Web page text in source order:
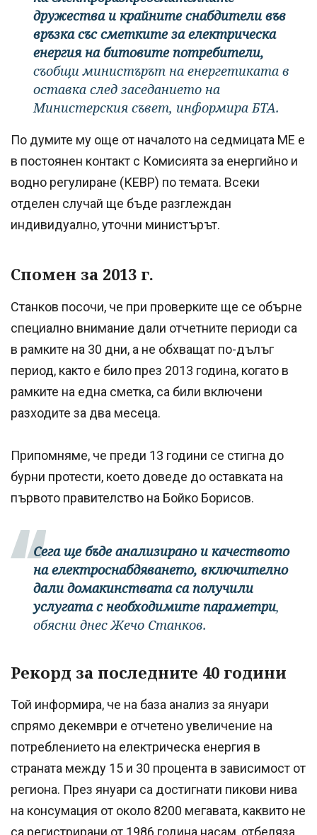
дружества и крайните снабдители във
връзка със сметките за електрическа
енергия на битовите потребители,
съобщи министърът на енергетиката в
оставка след заседанието на
Министерския съвет, информира БТА.
По думите му още от началото на седмицата МЕ е
в постоянен контакт с Комисията за енергийно и
водно регулиране (КЕВР) по темата. Всеки
отделен случай ще бъде разглеждан
индивидуално, уточни министърът.
Спомен за 2013 г.
Станков посочи, че при проверките ще се обърне
специално внимание дали отчетните периоди са
в рамките на 30 дни, а не обхващат по-дълъг
период, както е било през 2013 година, когато в
рамките на една сметка, са били включени
разходите за два месеца.
Припомняме, че преди 13 години се стигна до
бурни протести, което доведе до оставката на
първото правителство на Бойко Борисов.
Сега ще бъде анализирано и качеството
на електроснабдяването, включително
дали домакинствата са получили
услугата с необходимите параметри,
обясни днес Жечо Станков.
Рекорд за последните 40 години
Той информира, че на база анализ за януари
спрямо декември е отчетено увеличение на
потреблението на електрическа енергия в
страната между 15 и 30 процента в зависимост от
региона. През януари са достигнати пикови нива
на консумация от около 8200 мегавата, каквито не
са регистрирани от 1986 година насам, отбеляза